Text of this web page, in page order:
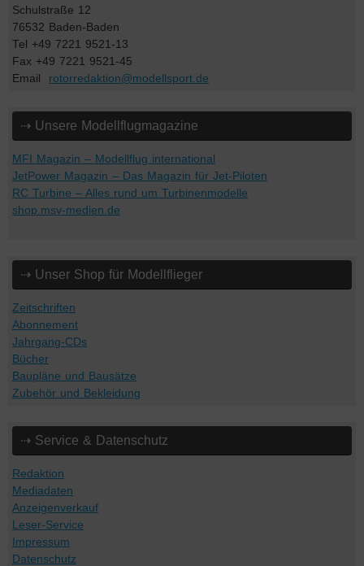
Schulstraße 12
76532 Baden-Baden
Tel +49 7221 9521-13
Fax +49 7221 9521-45
Email rotorredaktion@modellsport.de
⇢ Unsere Modellflugmagazine
MFI Magazin – Modellflug international
JetPower Magazin – Das Magazin für Jet-Piloten
RC Turbine – Alles rund um Turbinenmodelle
shop.msv-medien.de
⇢ Unser Shop für Modellflieger
Zeitschriften
Abonnement
Jahrgang-CDs
Bücher
Baupläne und Bausätze
Zubehör und Bekleidung
⇢ Service & Datenschutz
Redaktion
Mediadaten
Anzeigenverkauf
Leser-Service
Impressum
Datenschutz